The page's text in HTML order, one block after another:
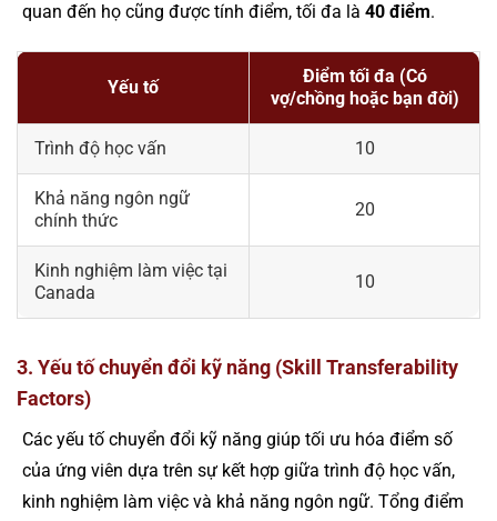
quan đến họ cũng được tính điểm, tối đa là 40 điểm.
Yếu tố
Điểm tối đa (Có
vợ/chồng hoặc bạn đời)
Trình độ học vấn 10
Khả năng ngôn ngữ
chính thức
20
Kinh nghiệm làm việc tại
Canada
10
3. Yếu tố chuyển đổi kỹ năng (Skill Transferability
Factors)
Các yếu tố chuyển đổi kỹ năng giúp tối ưu hóa điểm số
của ứng viên dựa trên sự kết hợp giữa trình độ học vấn,
kinh nghiệm làm việc và khả năng ngôn ngữ. Tổng điểm